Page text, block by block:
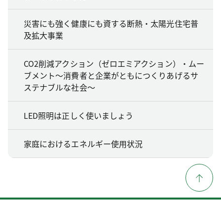
災害にも強く健康にも資する断熱・太陽光住宅普
及拡大事業
CO2削減アクション（ゼロエミアクション）・ムー
ブメント～消費者と企業がともにつくりあげるサ
ステナブルな社会～
LED照明は正しく使いましょう
家庭におけるエネルギー使用状況